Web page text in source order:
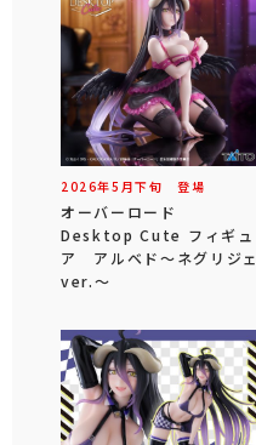
2026年5 月下旬 登場
オーバーロード
Desktop Cute フィギュ
ア アルベド～ネグリジェ
ver.～